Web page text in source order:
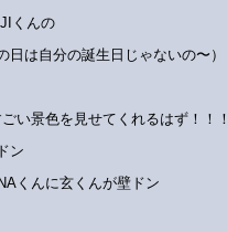
くんの
は自分の誕生日じゃないの〜）
い景色を見せてくれるはず！！！
ン
くんに玄くんが壁ドン